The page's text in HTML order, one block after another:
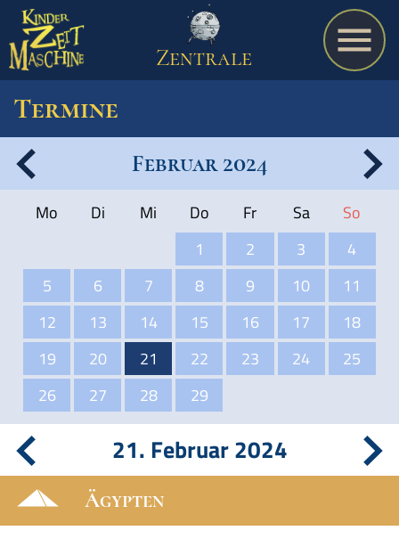
Spiel
Termine
Schulmaterialien
Zentrale
Termine
Februar 2024
Mo Di Mi Do Fr Sa
So
1
2 3
4
5
6 7 8 9 10
11
12
13 14 15 16 17
18
19
20 21 22 23 24
25
26
27 28 29
21. Februar 2024
Ägypten